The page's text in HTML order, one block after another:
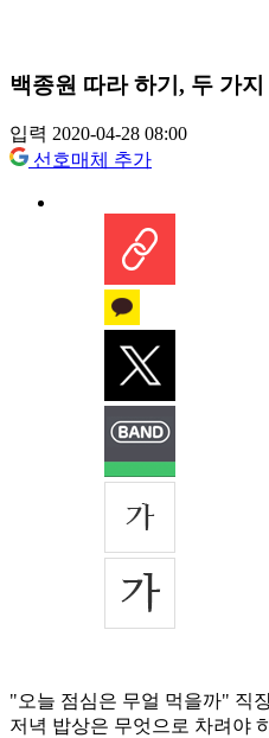
백종원 따라 하기, 두 가지
입력 2020-04-28 08:00
선호매체 추가
"오늘 점심은 무얼 먹을까" 직
저녁 밥상은 무엇으로 차려야